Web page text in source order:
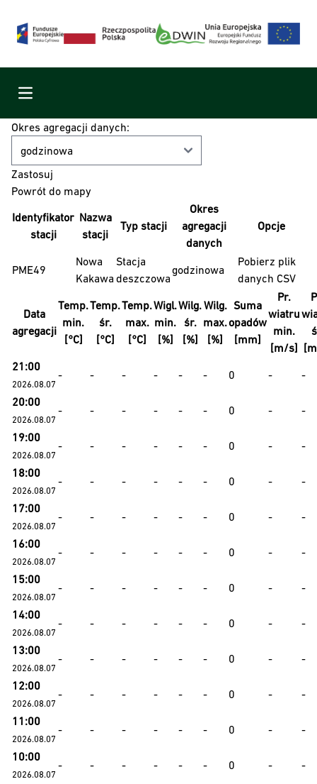
Menu
Okres agregacji danych:
Powrót do mapy
Identyfikator
stacji
Nazwa
stacji
Typ stacji
Okres
agregacji
danych
Opcje
PME49
Nowa
Kakawa
Stacja
deszczowa
godzinowa
Pobierz plik
danych CSV
Data
agregacji
Temp.
min.
[°C]
Temp.
śr.
[°C]
Temp.
max.
[°C]
Wigl.
min.
[%]
Wilg.
śr.
[%]
Wilg.
max.
[%]
Suma
opadów
[mm]
Pr.
wiatru
min.
[m/s]
21:00
2026.08.07
- - - - - - 0 - -
20:00
2026.08.07
- - - - - - 0 - -
19:00
2026.08.07
- - - - - - 0 - -
18:00
2026.08.07
- - - - - - 0 - -
17:00
2026.08.07
- - - - - - 0 - -
16:00
2026.08.07
- - - - - - 0 - -
15:00
2026.08.07
- - - - - - 0 - -
14:00
2026.08.07
- - - - - - 0 - -
13:00
2026.08.07
- - - - - - 0 - -
12:00
2026.08.07
- - - - - - 0 - -
11:00
2026.08.07
- - - - - - 0 - -
10:00
2026.08.07
- - - - - - 0 - -